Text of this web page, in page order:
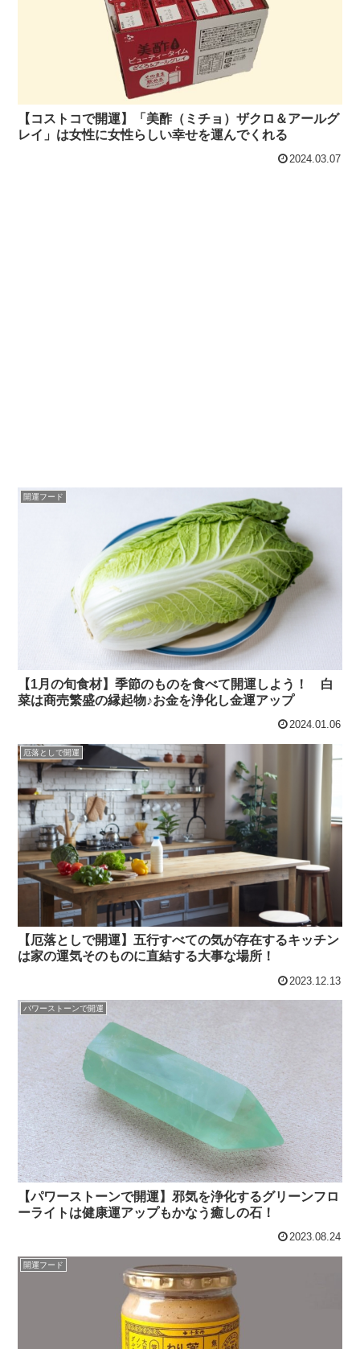
【コストコで開運】「美酢（ミチョ）ザクロ＆アールグ
レイ」は女性に女性らしい幸せを運んでくれる
2024.03.07
開運フード
【1月の旬食材】季節のものを食べて開運しよう！ 白
菜は商売繁盛の縁起物♪お金を浄化し金運アップ
2024.01.06
厄落としで開運
【厄落としで開運】五行すべての気が存在するキッチン
は家の運気そのものに直結する大事な場所！
2023.12.13
パワーストーンで開運
【パワーストーンで開運】邪気を浄化するグリーンフロ
ーライトは健康運アップもかなう癒しの石！
2023.08.24
開運フード